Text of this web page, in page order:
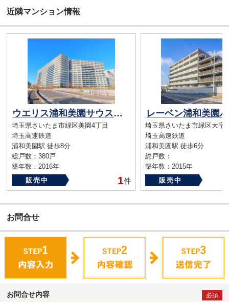
近隣マンション情報
ウエリス浦和美園サウステラス
埼玉県さいたま市緑区美園4丁目
埼玉高速鉄道
浦和美園駅 徒歩8分
総戸数：380戸
築年数：2016年
販売中
1件
埼玉県さいたま市緑区大字
埼玉高速鉄道
浦和美園駅 徒歩6分
総戸数：
築年数：2015年
販売中
お問合せ
お問合せ内容 必須